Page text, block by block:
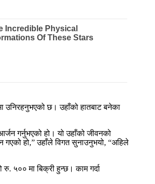
उनिरहनुभएको छ। उहाँको हातबाट बनेका
गर्नुभएको हो। यो उहाँको जीवनको
हो,” उहाँले विगत सुनाउनुभयो, “अहिले
५०० मा बिक्री हुन्छ। काम गर्दा